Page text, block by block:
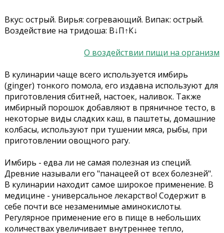
Вкус: острый. Вирья: cогревающий. Випак: острый.
Воздействие на тридоша: В↓П↑К↓
О воздействии пищи на организм
В кулинарии чаще всего используется имбирь
(ginger) тонкого помола, его издавна используют для
приготовления сбитней, настоек, наливок. Также
имбирный порошок добавляют в пряничное тесто, в
некоторые виды сладких каш, в паштеты, домашние
колбасы, используют при тушении мяса, рыбы, при
приготовлении овощного рагу.
Имбирь - едва ли не самая полезная из специй.
Древние называли его "панацеей от всех болезней".
В кулинарии находит самое широкое применение. В
медицине - универсальное лекарство! Содержит в
себе почти все незаменимые аминокислоты.
Регулярное применение его в пище в небольших
количествах увеличивает внутреннее тепло,